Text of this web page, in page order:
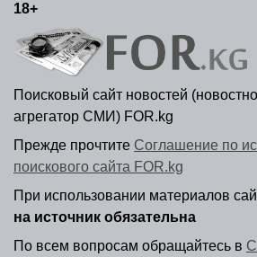
18+
Поисковый сайт новостей
агрегатор СМИ) FOR.kg
Прежде прочтите Соглашение по
поискового сайта FOR.kg
При использовании материалов
на источник обязательна
По всем вопросам обращайтесь в